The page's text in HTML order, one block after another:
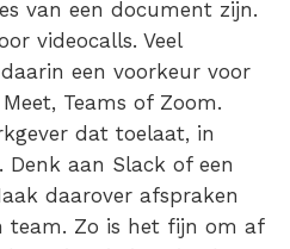
van een document zijn.
videocalls. Veel
een voorkeur voor
Teams of Zoom.
dat toelaat, in
. Denk aan Slack of een
daarover afspraken
team. Zo is het fijn om af